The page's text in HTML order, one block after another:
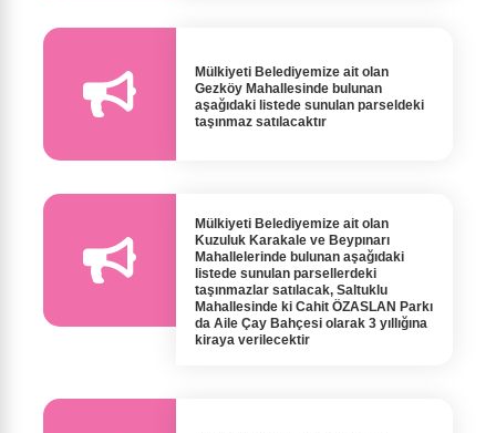
Mülkiyeti Belediyemize ait olan
Gezköy Mahallesinde bulunan
aşağıdaki listede sunulan parseldeki
taşınmaz satılacaktır
Mülkiyeti Belediyemize ait olan
Kuzuluk Karakale ve Beypınarı
Mahallelerinde bulunan aşağıdaki
listede sunulan parsellerdeki
taşınmazlar satılacak, Saltuklu
Mahallesinde ki Cahit ÖZASLAN Parkı
da Aile Çay Bahçesi olarak 3 yıllığına
kiraya verilecektir